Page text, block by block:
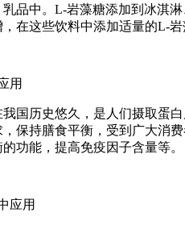
品中。L-岩藻糖添加到冰淇
在这些饮料中添加适量的L-
用
历史悠久，是人们摄取蛋白
保持膳食平衡，受到广大消
功能，提高免疫因子含量等。
应用